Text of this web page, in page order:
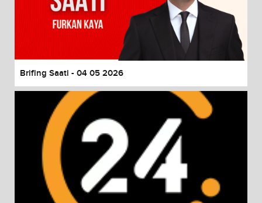
Brifing Saati - 04 05 2026